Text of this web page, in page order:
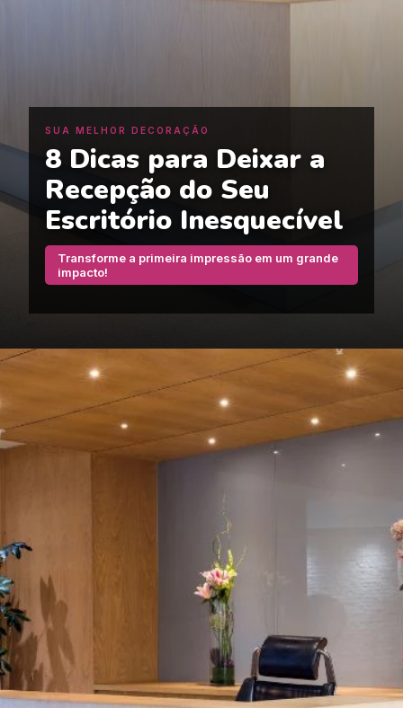
SUA MELHOR DECORAÇÃO
8 Dicas para Deixar a
Recepção do Seu
Escritório Inesquecível
Transforme a primeira impressão em um grande
impacto!